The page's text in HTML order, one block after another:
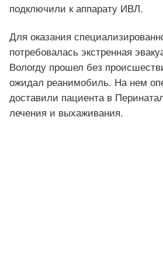
подключили к аппарату ИВЛ.
Для оказания
потребовалась экстренная
Вологду прошел без
ожидал реанимобиль. На нем
доставили пациента в
лечения и выхаживания.